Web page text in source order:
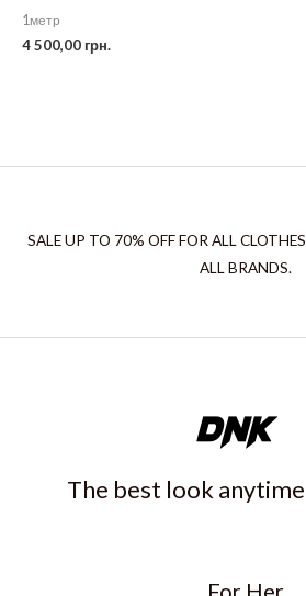
1метр
4 500,00 грн.
SALE UP TO 70% OFF FOR ALL
ALL BRANDS.
The best look
For Her